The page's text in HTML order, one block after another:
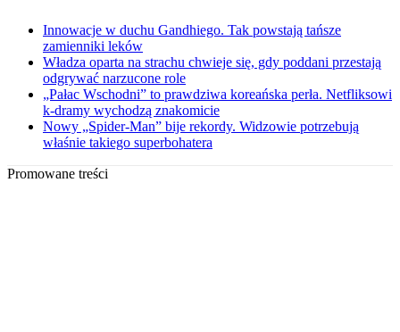
Innowacje w duchu Gandhiego. Tak powstają tańsze
zamienniki leków
Władza oparta na strachu chwieje się, gdy poddani przestają
odgrywać narzucone role
„Pałac Wschodni” to prawdziwa koreańska perła. Netfliksowi
k-dramy wychodzą znakomicie
Nowy „Spider-Man” bije rekordy. Widzowie potrzebują
właśnie takiego superbohatera
Promowane treści